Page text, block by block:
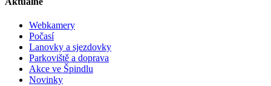
Webkamery
Počasí
Lanovky a sjezdovky
Parkoviště a doprava
Akce ve Špindlu
Novinky